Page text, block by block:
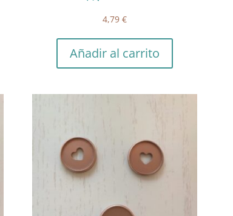
4,79 €
Añadir al carrito